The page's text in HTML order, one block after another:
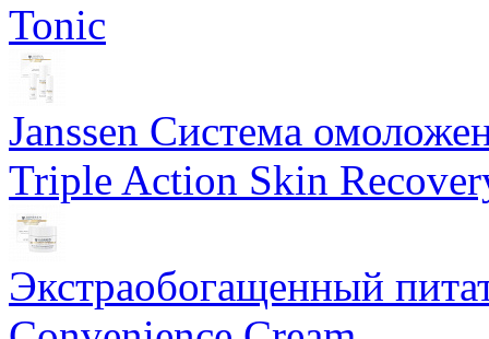
Tonic
Janssen Система
Triple Action Skin
Экстраобогащенный